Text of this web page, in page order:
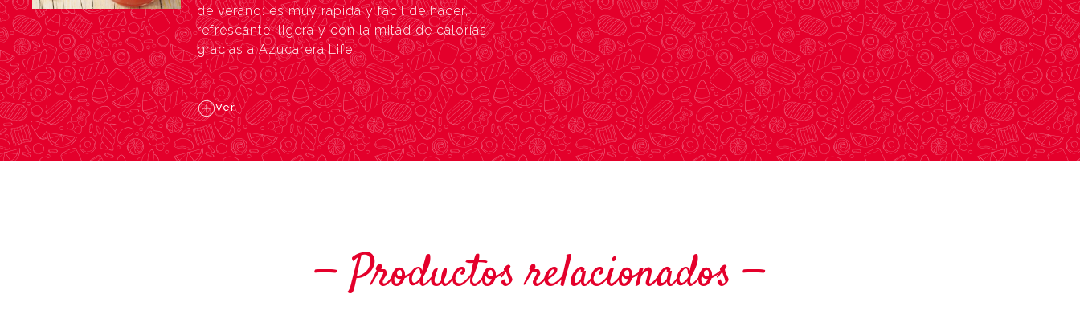
de verano: es muy rápida y fácil de hacer,
refrescante, ligera y con la mitad de calorías
gracias a Azucarera Life.
Ver
Productos relacionados